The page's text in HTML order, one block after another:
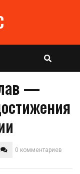
—
0 комментариев